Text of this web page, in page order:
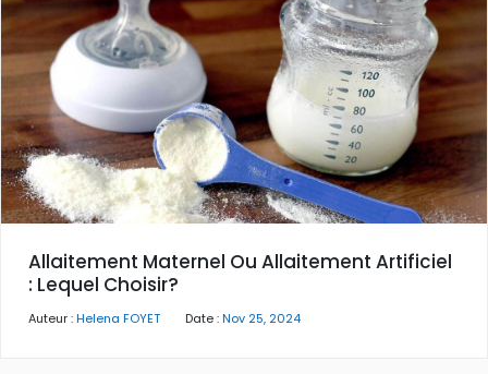
Allaitement Maternel Ou Allaitement Artificiel
: Lequel Choisir?
Auteur :Helena FOYET Date :Nov 25, 2024